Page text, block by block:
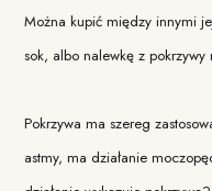
Można kupić między innymi
sok, albo nalewkę z pokrzywy
Pokrzywa ma szereg
astmy, ma działanie